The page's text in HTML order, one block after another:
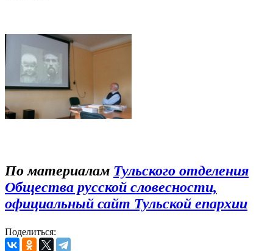
По материалам Тульского отделения
Общества русской словесности,
официальный сайт Тульской епархии
Поделиться: